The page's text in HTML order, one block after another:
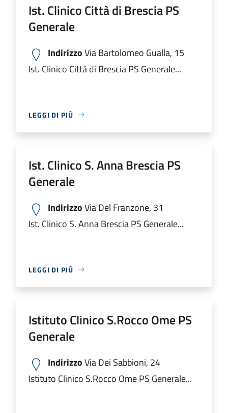
Ist. Clinico Città di Brescia PS
Generale
IndirizzoVia Bartolomeo Gualla, 15
Ist. Clinico Città di Brescia PS Generale...
LEGGI DI PIÙ
Ist. Clinico S. Anna Brescia PS
Generale
IndirizzoVia Del Franzone, 31
Ist. Clinico S. Anna Brescia PS Generale...
LEGGI DI PIÙ
Istituto Clinico S.Rocco Ome PS
Generale
IndirizzoVia Dei Sabbioni, 24
Istituto Clinico S.Rocco Ome PS Generale...